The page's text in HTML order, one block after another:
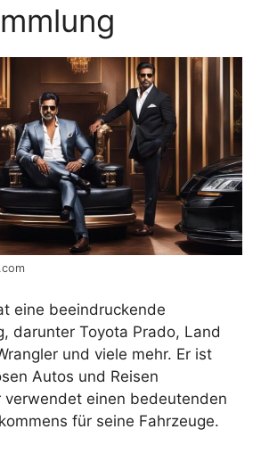
eine beeindruckende
darunter Toyota Prado, Land
und viele mehr. Er ist
Autos und Reisen
verwendet einen bedeutenden
für seine Fahrzeuge.